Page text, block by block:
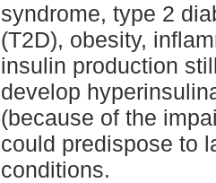
syndrome, type 2
(T2D), obesity,
insulin production
develop
(because of the
could predispose to
conditions.